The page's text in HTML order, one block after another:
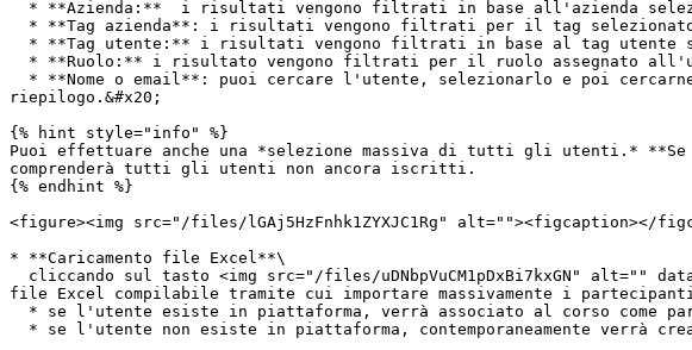
riepilogo.&#x20;
{% hint style="info" %}
Puoi effettuare anche una *selezione massiva di tutti gli utenti.*
comprenderà tutti gli utenti non ancora iscritti.
{% endhint %}
<figure><img src="/files/lGAj5HzFnhk1ZYXJC1Rg" alt=""><figcaption></
* **Caricamento file Excel**\
file Excel compilabile tramite cui importare massivamente i